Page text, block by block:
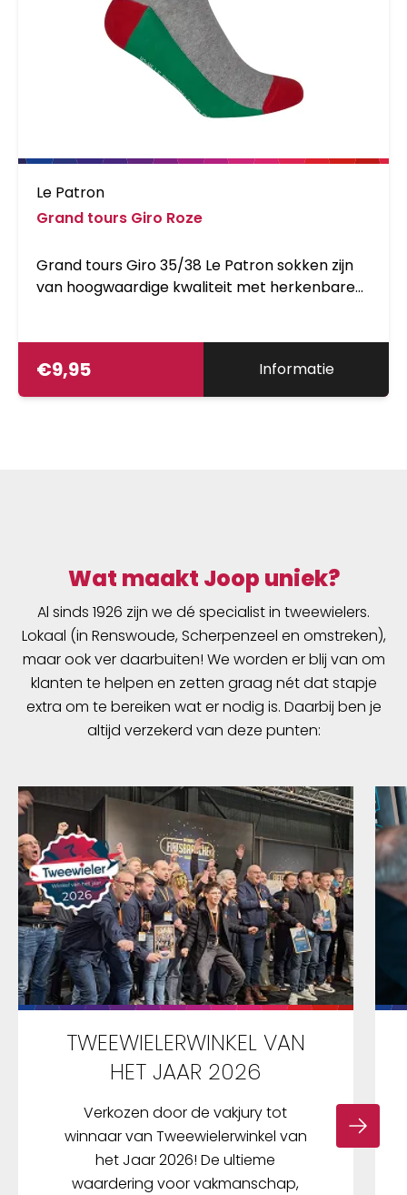
Le Patron
Grand tours Giro Roze
Grand tours Giro 35/38 Le Patron sokken zijn
van hoogwaardige kwaliteit met herkenbare
€9,95 Informatie
Wat maakt Joop uniek?
Al sinds 1926 zijn we dé specialist in tweewielers.
Lokaal (in Renswoude, Scherpenzeel en omstreken),
maar ook ver daarbuiten! We worden er blij van om
klanten te helpen en zetten graag nét dat stapje
extra om te bereiken wat er nodig is. Daarbij ben je
altijd verzekerd van deze punten:
TWEEWIELERWINKEL VAN
HET JAAR 2026
Verkozen door de vakjury tot
winnaar van Tweewielerwinkel van
het Jaar 2026! De ultieme
waardering voor vakmanschap,